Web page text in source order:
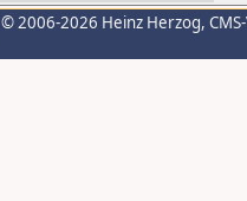
© 2006-2026 Heinz Herzog,